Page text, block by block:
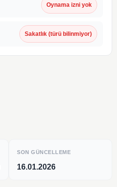
Oynama izni yok
Sakatlık (türü bilinmiyor)
SON GÜNCELLEME
16.01.2026